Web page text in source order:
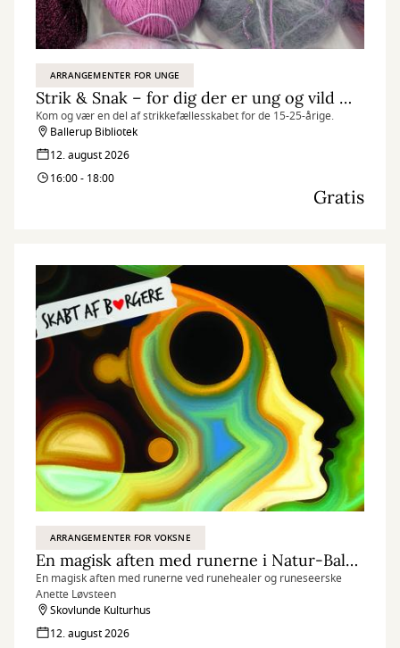
ARRANGEMENTER FOR UNGE
Strik & Snak – for dig der er ung og vild med garn
Kom og vær en del af strikkefællesskabet for de 15-25-årige.
Ballerup Bibliotek
12. august 2026
16:00 - 18:00
Gratis
ARRANGEMENTER FOR VOKSNE
En magisk aften med runerne i Natur-Balance-Huset
En magisk aften med runerne ved runehealer og runeseerske
Anette Løvsteen
Skovlunde Kulturhus
12. august 2026